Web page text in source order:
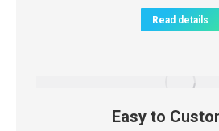
Read details
Easy to